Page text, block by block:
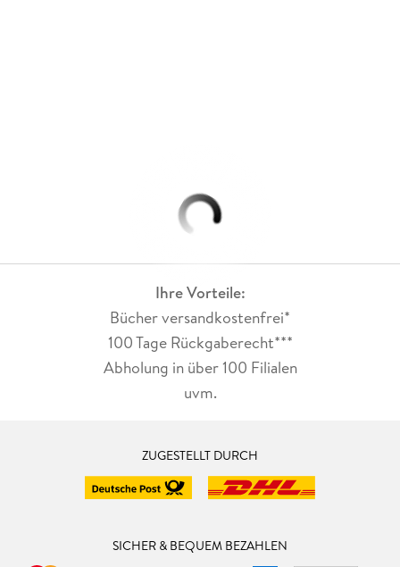
Ihre Vorteile:
Bücher versandkostenfrei*
100 Tage Rückgaberecht***
Abholung in über 100 Filialen
uvm.
ZUGESTELLT DURCH
SICHER & BEQUEM BEZAHLEN